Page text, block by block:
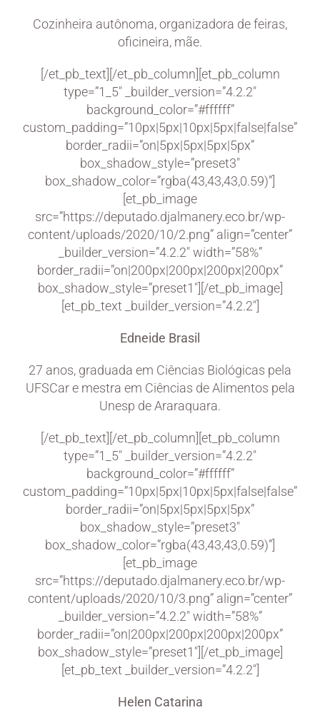
Cozinheira autônoma, organizadora de feiras,
oficineira, mãe.
[/et_pb_text][/et_pb_column][et_pb_column
type=”1_5″ _builder_version=”4.2.2″
background_color=”#ffffff”
custom_padding=”10px|5px|10px|5px|false|false”
border_radii=”on|5px|5px|5px|5px”
box_shadow_style=”preset3″
box_shadow_color=”rgba(43,43,43,0.59)”]
[et_pb_image
src=”https://deputado.djalmanery.eco.br/wp-
content/uploads/2020/10/2.png” align=”center”
_builder_version=”4.2.2″ width=”58%”
border_radii=”on|200px|200px|200px|200px”
box_shadow_style=”preset1″][/et_pb_image]
[et_pb_text _builder_version=”4.2.2″]
Edneide Brasil
27 anos, graduada em Ciências Biológicas pela
UFSCar e mestra em Ciências de Alimentos pela
Unesp de Araraquara.
[/et_pb_text][/et_pb_column][et_pb_column
type=”1_5″ _builder_version=”4.2.2″
background_color=”#ffffff”
custom_padding=”10px|5px|10px|5px|false|false”
border_radii=”on|5px|5px|5px|5px”
box_shadow_style=”preset3″
box_shadow_color=”rgba(43,43,43,0.59)”]
[et_pb_image
src=”https://deputado.djalmanery.eco.br/wp-
content/uploads/2020/10/3.png” align=”center”
_builder_version=”4.2.2″ width=”58%”
border_radii=”on|200px|200px|200px|200px”
box_shadow_style=”preset1″][/et_pb_image]
[et_pb_text _builder_version=”4.2.2″]
Helen Catarina